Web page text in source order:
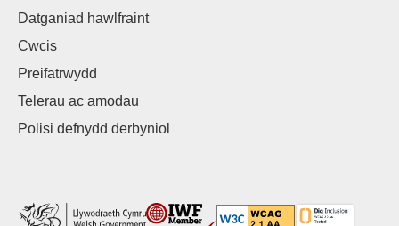
Datganiad hawlfraint
Cwcis
Preifatrwydd
Telerau ac amodau
Polisi defnydd derbyniol